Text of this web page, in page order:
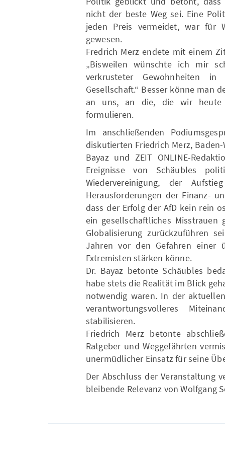
nicht der beste Weg sei. Eine
jeden Preis vermeidet, war für
gewesen.
Fredrich Merz endete mit einem
„Bisweilen wünschte ich mir
verkrusteter Gewohnheiten
Gesellschaft.“ Besser könne man
an uns, an die, die wir heute
formulieren.
Im anschließenden
diskutierten Friedrich Merz,
Bayaz und ZEIT ONLINE-
Ereignisse von Schäubles
Wiedervereinigung, der
Herausforderungen der Finanz-
dass der Erfolg der AfD kein rein
ein gesellschaftliches Misstrauen
Globalisierung zurückzuführen
Jahren vor den Gefahren einer
Extremisten stärken könne.
Dr. Bayaz betonte Schäubles
habe stets die Realität im Blick
notwendig waren. In der
verantwortungsvolleres
stabilisieren.
Friedrich Merz betonte
Ratgeber und Weggefährten
unermüdlicher Einsatz für seine
Der Abschluss der Veranstaltung
bleibende Relevanz von Wolfgang